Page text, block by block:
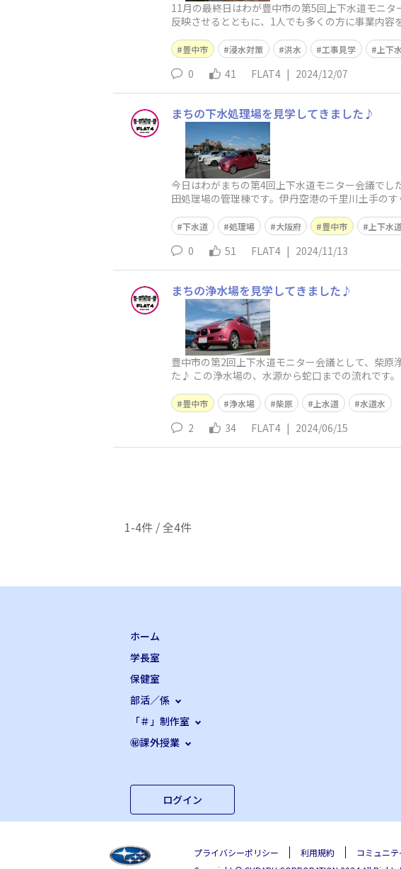
11月の最終日はわが豊中市の第5回上下水道モニ
反映させるとともに、1人でも多くの方に事業内
豊中市 浸水対策 洪水 工事見学 上下
0 41 FLAT4 | 2024/12/07
まちの下水処理場を見学してきました♪
今日はわがまちの第4回上下水道モニター会議で
田処理場の管理棟です。伊丹空港の千里川土手の
下水道 処理場 大阪府 豊中市 上下水
0 51 FLAT4 | 2024/11/13
まちの浄水場を見学してきました♪
豊中市の第2回上下水道モニター会議として、柴
た♪ この浄水場の、水源から蛇口までの流れです
豊中市 浄水場 柴原 上水道 水道水
2 34 FLAT4 | 2024/06/15
1-4件 / 全4件
ホーム
学長室
保健室
部活／係
「＃」制作室
㊙課外授業
ログイン
プライバシーポリシー 利用規約 コミュニ